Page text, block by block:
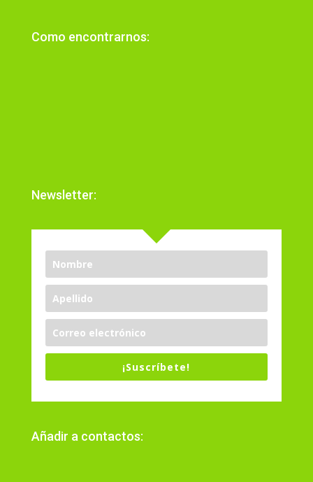
Como encontrarnos:
Newsletter:
¡Suscríbete!
Añadir a contactos: